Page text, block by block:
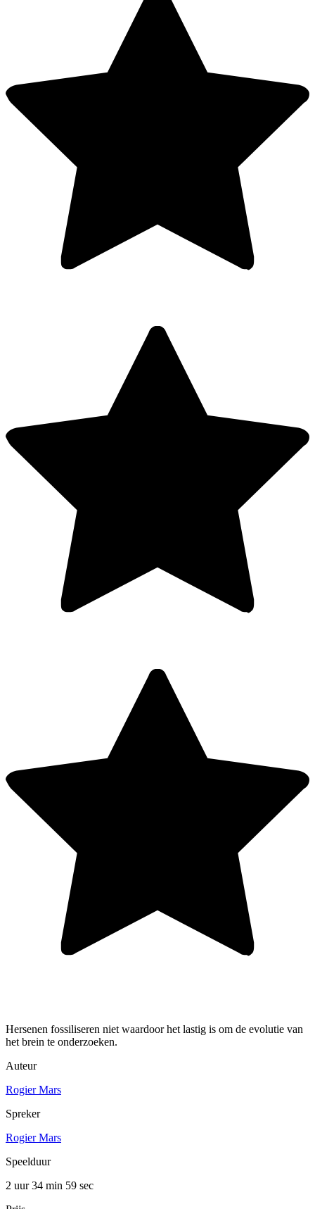
Hersenen fossiliseren niet waardoor het lastig is om de evolutie van
het brein te onderzoeken.
Auteur
Rogier Mars
Spreker
Rogier Mars
Speelduur
2 uur 34 min 59 sec